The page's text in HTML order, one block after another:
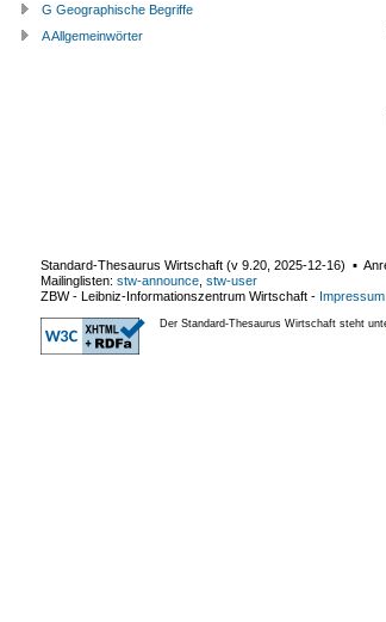
G Geographische Begriffe
A Allgemeinwörter
Standard-Thesaurus Wirtschaft (v 9.20 2025-12-16) ▪
Mailinglisten: stw-announce stw-user
ZBW - Leibniz-Informationszentrum Wirtschaft - Impressum
Der Standard-Thesaurus Wirtschaft steht